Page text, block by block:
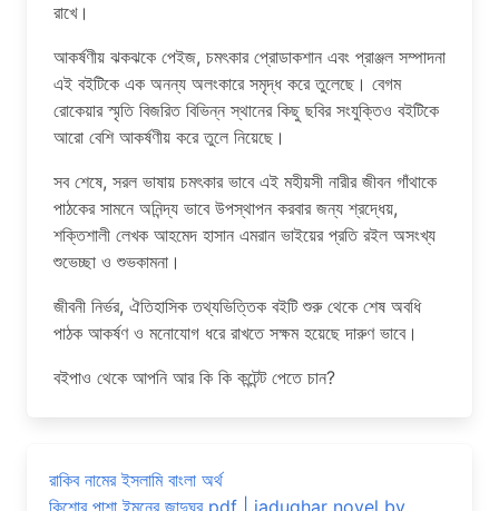
রাখে।
আকর্ষণীয় ঝকঝকে পেইজ, চমৎকার প্রোডাকশান এবং প্রাঞ্জল সম্পাদনা
এই বইটিকে এক অনন্য অলংকারে সমৃদ্ধ করে তুলেছে। বেগম
রোকেয়ার স্মৃতি বিজরিত বিভিন্ন স্থানের কিছু ছবির সংযুক্তিও বইটিকে
আরো বেশি আকর্ষণীয় করে তুলে নিয়েছে।
সব শেষে, সরল ভাষায় চমৎকার ভাবে এই মহীয়সী নারীর জীবন গাঁথাকে
পাঠকের সামনে অনিন্দ্য ভাবে উপস্থাপন করবার জন্য শ্রদ্ধেয়,
শক্তিশালী লেখক আহমেদ হাসান এমরান ভাইয়ের প্রতি রইল অসংখ্য
শুভেচ্ছা ও শুভকামনা।
জীবনী নির্ভর, ঐতিহাসিক তথ্যভিত্তিক বইটি শুরু থেকে শেষ অবধি
পাঠক আকর্ষণ ও মনোযোগ ধরে রাখতে সক্ষম হয়েছে দারুণ ভাবে।
বইপাও থেকে আপনি আর কি কি কন্টেন্ট পেতে চান?
রাকিব নামের ইসলামি বাংলা অর্থ
কিশোর পাশা ইমনের জাদুঘর pdf | jadughar novel by